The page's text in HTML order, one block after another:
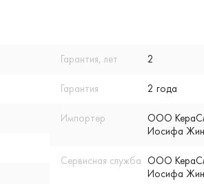
Гарантия, лет 2
Гарантия 2 года
Импортер
ООО
Иосифа
Сервисная служба ООО
Иосифа